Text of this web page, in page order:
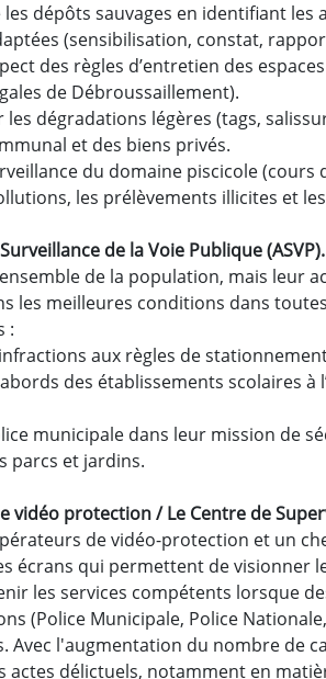
dépôts sauvages en identifiant les
(sensibilisation, constat,
des règles d’entretien des
de Débroussaillement).
les dégradations légères (tags,
et des biens privés.
du domaine piscicole (cours
les prélèvements illicites et
de la Voie Publique (ASVP).
de la population, mais leur
les meilleures conditions dans
:
aux règles de
des établissements scolaires à
municipale dans leur mission de
parcs et jardins.
vidéo protection / Le Centre de
de vidéo-protection et un
écrans qui permettent de visionner
les services compétents lorsque
(Police Municipale, Police
Avec l'augmentation du nombre de
actes délictuels, notamment en